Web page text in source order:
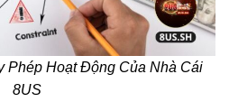
Phép Hoạt Động Của Nhà Cái
8US